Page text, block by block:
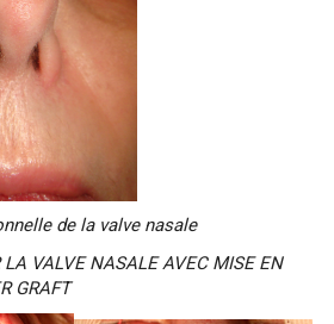
de la valve nasale
VALVE NASALE AVEC MISE EN
GRAFT